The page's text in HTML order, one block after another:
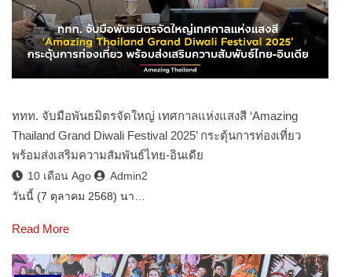
ททท. จับมือพันธมิตรจัดใหญ่ เทศกาลแห่งแสงสี ‘Amazing
Thailand Grand Diwali Festival 2025’ กระตุ้นการท่องเที่ยว
พร้อมส่งเสริมความสัมพันธ์ไทย-อินเดีย
10 เดือน Ago
Admin2
วันนี้ (7 ตุลาคม 2568) นา…
Read More